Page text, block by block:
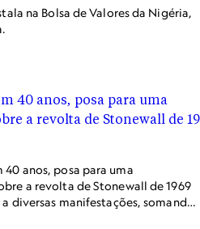
de todas as orientações sexuais,
artigo sobre o tema do próprio
na Bolsa de Valores da Nigéria,
40 anos, posa para uma
a revolta de Stonewall de 1969
diversas manifestações, somando